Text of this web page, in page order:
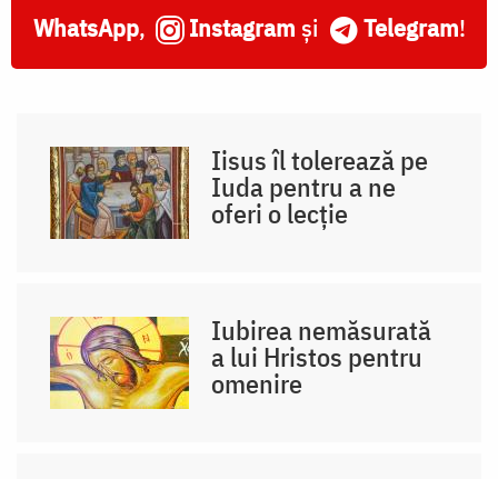
WhatsApp, Instagram și Telegram!
Iisus îl tolerează pe
Iuda pentru a ne
oferi o lecție
Iubirea nemăsurată
a lui Hristos pentru
omenire